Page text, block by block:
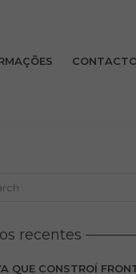
recentes
QUE CONSTROÍ